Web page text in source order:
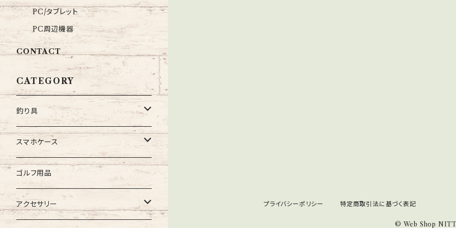
PC/タブレット
PC周辺機器
CONTACT
CATEGORY
釣り具
スナップ
Dスナップ
Qスナップ
スイベル・サルカン
トリプルクレン
PEライン
スマホケース
iPhone
XPERIA
ゴルフ用品
アクセサリー プライバシーポリシー 特定商取引法に基づく表記
© Web Shop